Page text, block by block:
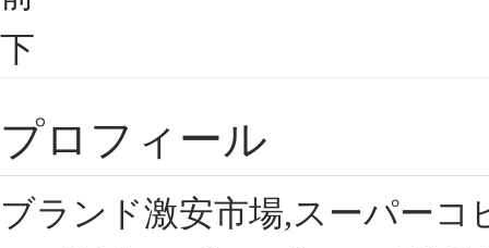
下
プロフィール
ブランド激安市場,スーパー